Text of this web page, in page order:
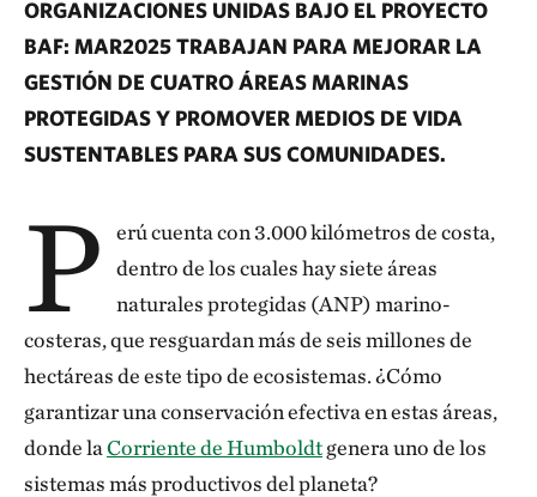
ORGANIZACIONES UNIDAS BAJO EL PROYECTO
BAF: MAR2025 TRABAJAN PARA MEJORAR LA
GESTIÓN DE CUATRO ÁREAS MARINAS
PROTEGIDAS Y PROMOVER MEDIOS DE VIDA
SUSTENTABLES PARA SUS COMUNIDADES.
P
erú cuenta con 3.000 kilómetros de costa,
dentro de los cuales hay siete áreas
naturales protegidas (ANP) marino-
costeras, que resguardan más de seis millones de
hectáreas de este tipo de ecosistemas. ¿Cómo
garantizar una conservación efectiva en estas áreas,
donde laCorriente de Humboldtgenera uno de los
sistemas más productivos del planeta?